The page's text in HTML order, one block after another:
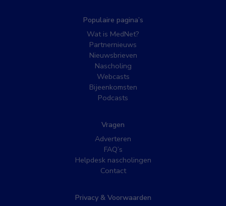
Populaire pagina’s
Wat is MedNet?
Partnernieuws
Nieuwsbrieven
Nascholing
Webcasts
Bijeenkomsten
Podcasts
Vragen
Adverteren
FAQ’s
Helpdesk nascholingen
Contact
Privacy & Voorwaarden